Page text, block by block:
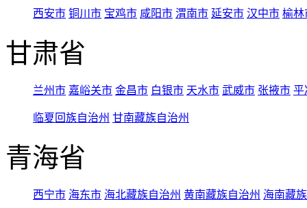
西安市 铜川市 宝鸡市 咸阳市 渭南市 延安市 汉中市 榆林
甘肃省
兰州市 嘉峪关市 金昌市 白银市 天水市 武威市 张掖市 平
临夏回族自治州 甘南藏族自治州
青海省
西宁市 海东市 海北藏族自治州 黄南藏族自治州 海南藏